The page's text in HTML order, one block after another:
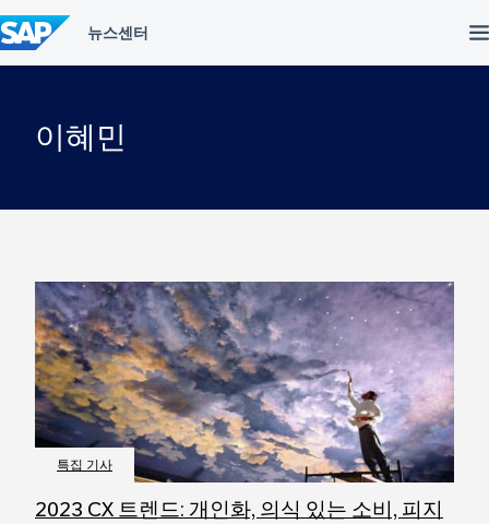
텐
츠
건
이혜민
특집 기사
2023 CX 트렌드: 개인화, 의식 있는 소비, 피지